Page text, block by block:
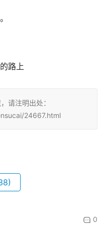
路上
请注明出处：
24667.html
0